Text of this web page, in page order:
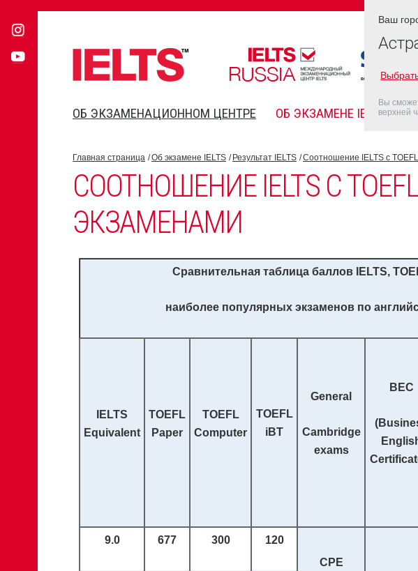
ОБ ЭКЗАМЕНАЦИОННОМ ЦЕНТРЕ ОБ ЭКЗАМЕНЕ IELTS
Главная страница Об экзамене IELTS Результат IELTS Соотношение IELTS с
СООТНОШЕНИЕ IELTS С
ЭКЗАМЕНАМИ
Сравнительная таблица баллов IELTS,
наиболее популярных экзаменов по
IELTS
Equivalent
TOEFL
Paper
TOEFL
Computer
TOEFL
iBT
General
Cambridge
exams
BEC
9.0 677 300
120
CPE
Ваш
Вы
верхней